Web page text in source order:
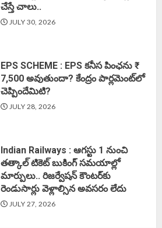
చేస్తే చాలు..
JULY 30, 2026
EPS SCHEME : EPS కనీస పింఛను ₹
7,500 అవుతుందా? కేంద్రం పార్లమెంట్‌లో
చెప్పిందేమిటి?
JULY 28, 2026
Indian Railways : ఆగస్టు 1 నుంచి
తత్కాల్‌ టికెట్‌ బుకింగ్‌ సమయాల్లో
మార్పులు.. రిజర్వేషన్ కౌంటర్‌కు
రెండుసార్లు వెళ్లాల్సిన అవసరం లేదు
JULY 27, 2026